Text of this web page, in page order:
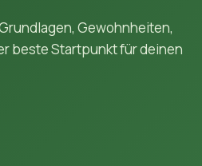
Gewohnheiten,
beste Startpunkt für deinen